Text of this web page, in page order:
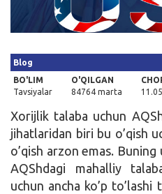
Blog
BO'LIM
Tavsiyalar
O'QILGAN
84764 marta
Xorijlik talaba uchun
jihatlaridan biri bu o’qish
o’qish arzon emas.
AQShdagi mahalliy
uchun ancha ko’p